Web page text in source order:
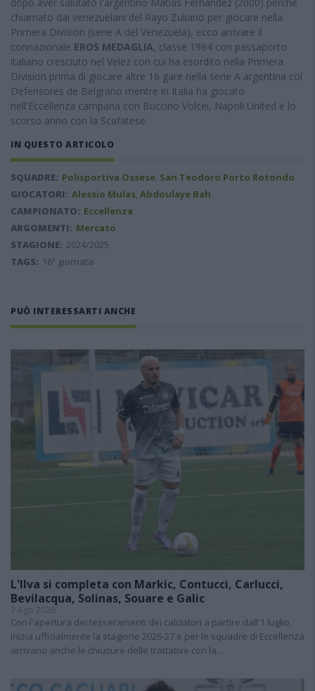
chiamato dai venezuelani del Rayo Zuliano per giocare nella
Primera Division (serie A del Venezuela), ecco arrivare il
connazionale EROS MEDAGLIA, classe 1994 con passaporto
italiano cresciuto nel Velez con cui ha esordito nella Primera
Division prima di giocare altre 16 gare nella serie A argentina col
Defensores de Belgrano mentre in Italia ha giocato
nell'Eccellenza campana con Buccino Volcei, Napoli United e lo
scorso anno con la Scafatese.
IN QUESTO ARTICOLO
SQUADRE: Polisportiva Ossese, San Teodoro Porto Rotondo
GIOCATORI: Alessio Mulas, Abdoulaye Bah
CAMPIONATO: Eccellenza
ARGOMENTI: Mercato
STAGIONE: 2024/2025
TAGS: 16ª giornata
PUÒ INTERESSARTI ANCHE
L'Ilva si completa con Markic, Contucci, Carlucci,
Bevilacqua, Solinas, Souare e Galic
7 Ago 2026
Con l'apertura dei tesseramenti dei calciatori a partire dall'1 luglio,
inizia ufficialmente la stagione 2026-27 e per le squadre di Eccellenza
arrivano anche le chiusure delle trattative con la…